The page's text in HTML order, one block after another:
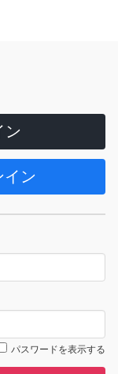
ン
ン
パスワードを表示する